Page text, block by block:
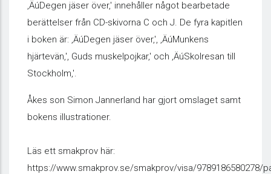
‚ÄúDegen jäser över‚' innehåller något bearbetade
berättelser från CD-skivorna C och J. De fyra kapitlen
i boken är: ‚ÄúDegen jäser över‚', ‚ÄúMunkens
hjärtevän‚', Guds muskelpojkar‚' och ‚ÄúSkolresan till
Stockholm‚'.
Åkes son Simon Jannerland har gjort omslaget samt
bokens illustrationer.
Läs ett smakprov här:
https://www.smakprov.se/smakprov/visa/9789186580278/